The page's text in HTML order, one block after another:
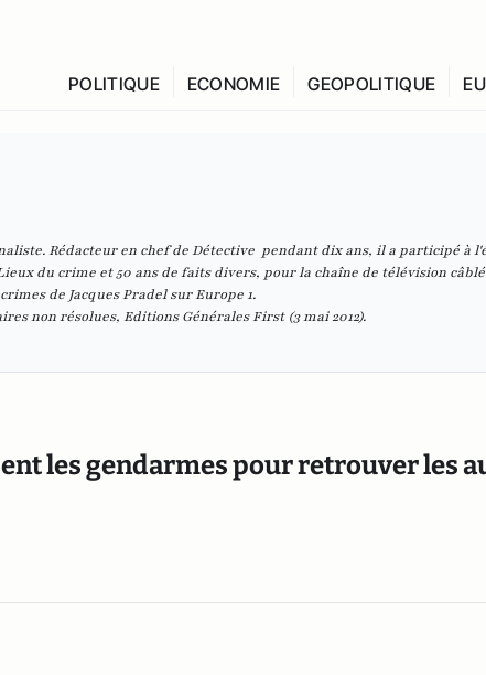
POLITIQUE ECONOMIE GEOPOLITIQUE
Rédacteur en chef de Détective pendant dix ans, il a participé à
du crime et50 ans de faits divers, pour la chaîne de télévision
de Jacques Pradel sur Europe 1.
non résolues, Editions Générales First (3 mai 2012).
les gendarmes pour retrouver les